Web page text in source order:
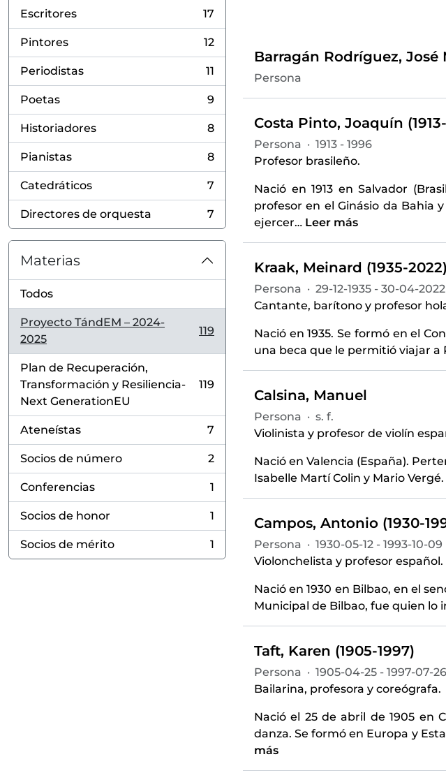
Escritores
, 17 resultados
17
Pintores
, 12 resultados
12
Periodistas
, 11 resultados
11
Poetas
, 9 resultados
9
Historiadores
, 8 resultados
8
Pianistas
, 8 resultados
8
Catedráticos
, 7 resultados
7
Directores de orquesta
, 7 resultados
7
Materias
Todos
Proyecto TándEM – 2024-
2025
, 119 resultados
119
Plan de Recuperación,
Transformación y Resiliencia-
Next GenerationEU
, 119 resultados
119
Ateneístas
, 7 resultados
7
Socios de número
, 2 resultados
2
Conferencias
, 1 resultados
1
Socios de honor
, 1 resultados
1
Socios de mérito
, 1 resultados
1
Barragán Rodríguez, José
Persona
Costa Pinto, Joaquín
Persona · 1913 - 1996
Profesor brasileño.
Nació en 1913 en Salvador
profesor en el Ginásio da Bahia
ejercer… Leer más
Kraak, Meinard (1935-2022)
Persona · 29-12-1935 - 30-04-2022
Cantante, barítono y profesor
Nació en 1935. Se formó en el
una beca que le permitió viajar
Calsina, Manuel
Persona · s. f.
Violinista y profesor de violín
Nació en Valencia (España).
Isabelle Martí Colin y Mario
Campos, Antonio (1930-
Persona · 1930-05-12 - 1993-10-09
Violonchelista y profesor español.
Nació en 1930 en Bilbao, en el
Municipal de Bilbao, fue quien lo
Taft, Karen (1905-1997)
Persona · 1905-04-25 - 1997-07-26
Bailarina, profesora y coreógrafa.
Nació el 25 de abril de 1905 en
danza. Se formó en Europa y
más